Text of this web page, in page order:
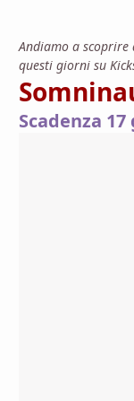
Andiamo a scoprire
questi giorni su
Scadenza